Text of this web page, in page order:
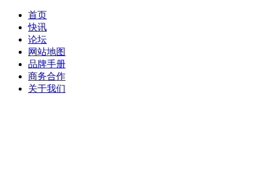
首页
快讯
论坛
网站地图
品牌手册
商务合作
关于我们